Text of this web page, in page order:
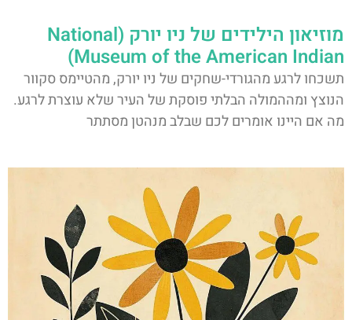
מוזיאון הילידים של ניו יורק (National
Museum of the American Indian)
תשכחו לרגע מהגורדי-שחקים של ניו יורק, מהטיימס סקוור
הנוצץ ומההמולה הבלתי פוסקת של העיר שלא עוצרת לרגע.
מה אם היינו אומרים לכם שבלב מנהטן מסתתר